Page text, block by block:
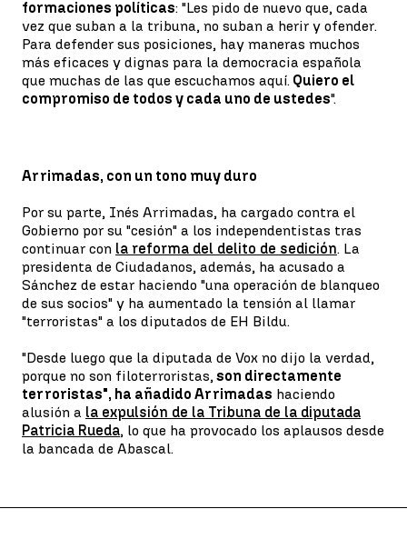
formaciones políticas: "Les pido de nuevo que, cada
vez que suban a la tribuna, no suban a herir y ofender.
Para defender sus posiciones, hay maneras muchos
más eficaces y dignas para la democracia española
que muchas de las que escuchamos aquí. Quiero el
compromiso de todos y cada uno de ustedes".
Arrimadas, con un tono muy duro
Por su parte, Inés Arrimadas, ha cargado contra el
Gobierno por su "cesión" a los independentistas tras
continuar con la reforma del delito de sedición. La
presidenta de Ciudadanos, además, ha acusado a
Sánchez de estar haciendo "una operación de blanqueo
de sus socios" y ha aumentado la tensión al llamar
"terroristas" a los diputados de EH Bildu.
"Desde luego que la diputada de Vox no dijo la verdad,
porque no son filoterroristas,son directamente
terroristas", ha añadido Arrimadas haciendo
alusión a la expulsión de la Tribuna de la diputada
Patricia Rueda, lo que ha provocado los aplausos desde
la bancada de Abascal.